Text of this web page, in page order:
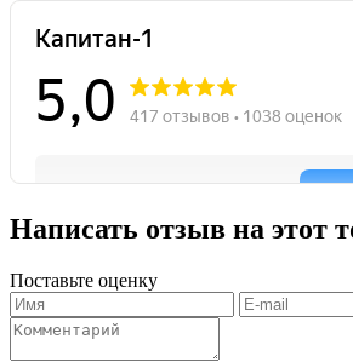
Написать отзыв на этот
Поставьте оценку